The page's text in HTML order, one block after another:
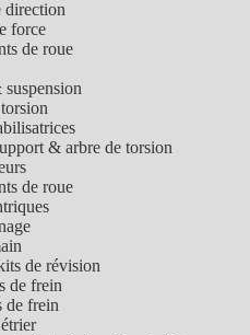
direction
force
de roue
& arbre de torsion
de roue
de révision
de frein
de frein